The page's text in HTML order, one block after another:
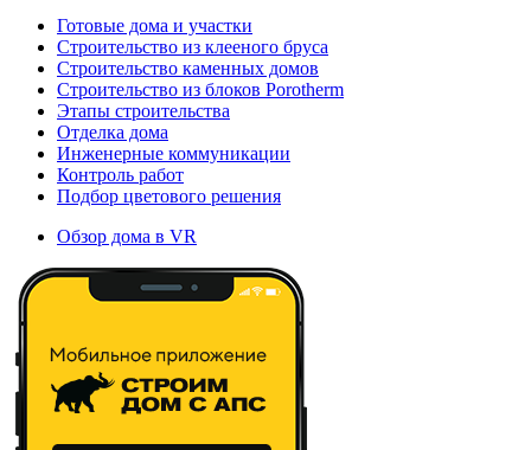
Готовые дома и участки
Строительство из клееного бруса
Строительство каменных домов
Строительство из блоков Porotherm
Этапы строительства
Отделка дома
Инженерные коммуникации
Контроль работ
Подбор цветового решения
Обзор дома в VR